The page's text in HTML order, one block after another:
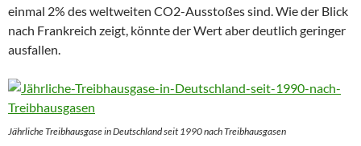
einmal 2% des weltweiten CO2-Ausstoßes sind. Wie der Blick
nach Frankreich zeigt, könnte der Wert aber deutlich geringer
ausfallen.
Jährliche Treibhausgase in Deutschland seit 1990 nach Treibhausgasen